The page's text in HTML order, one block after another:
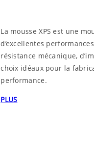
La mousse XPS est une
d’excellentes
résistance mécanique,
choix idéaux pour la
performance.
PLUS